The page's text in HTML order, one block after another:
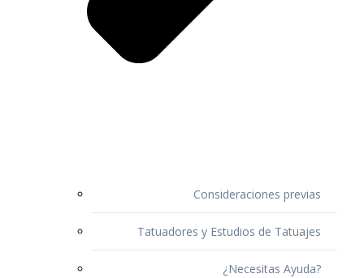
Consideraciones previas
Tatuadores y Estudios de Tatuajes
¿Necesitas Ayuda?